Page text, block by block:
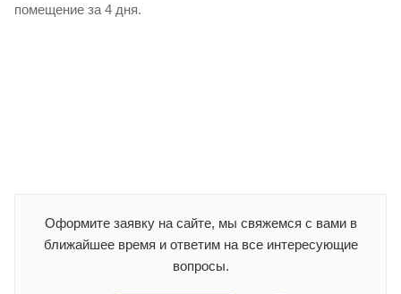
помещение за 4 дня.
Оформите заявку на сайте, мы свяжемся с вами в
ближайшее время и ответим на все интересующие
вопросы.